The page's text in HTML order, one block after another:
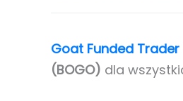
Goat Funded Trader
(BOGO) dla